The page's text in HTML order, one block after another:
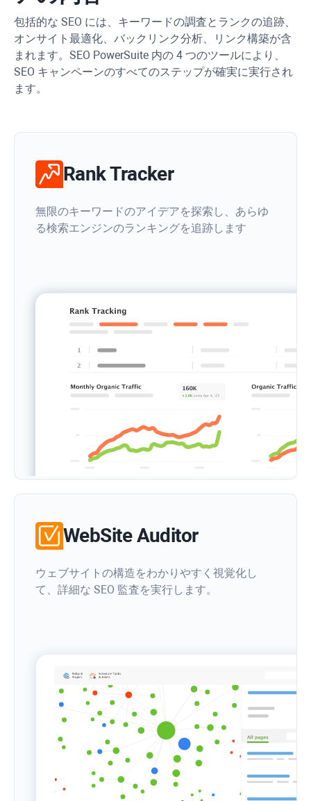
包括的な SEO には、キーワードの調査とランクの追跡、
オンサイト最適化、バックリンク分析、リンク構築が含
まれます。SEO PowerSuite 内の 4 つのツールにより、
SEO キャンペーンのすべてのステップが確実に実行され
ます。
Rank Tracker
無限のキーワードのアイデアを探索し、あらゆ
る検索エンジンのランキングを追跡します
WebSite Auditor
ウェブサイトの構造をわかりやすく視覚化し
て、詳細な SEO 監査を実行します。